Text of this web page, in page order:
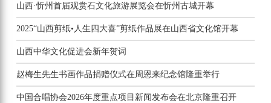
山西·忻州首届观赏石文化旅游展览会在忻州古城开幕
2025“山西剪纸•人生四大喜”剪纸作品展在山西省文化馆开幕
山西中华文化促进会新年贺词
赵梅生先生书画作品捐赠仪式在周恩来纪念馆隆重举行
中国合唱协会2026年度重点项目新闻发布会在北京隆重召开